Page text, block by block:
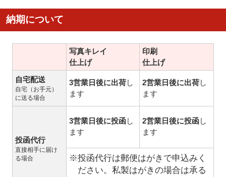
納期について
写真キレイ
仕上げ
印刷
仕上げ
自宅配送
自宅（お手元）
に送る場合
3営業日後に出荷し
ます
2営業日後に出荷し
ます
投函代行
直接相手に届け
る場合
3営業日後に投函し
ます
2営業日後に投函し
ます
※投函代行は郵便はがきで申込みく
ださい。私製はがきの場合は承る